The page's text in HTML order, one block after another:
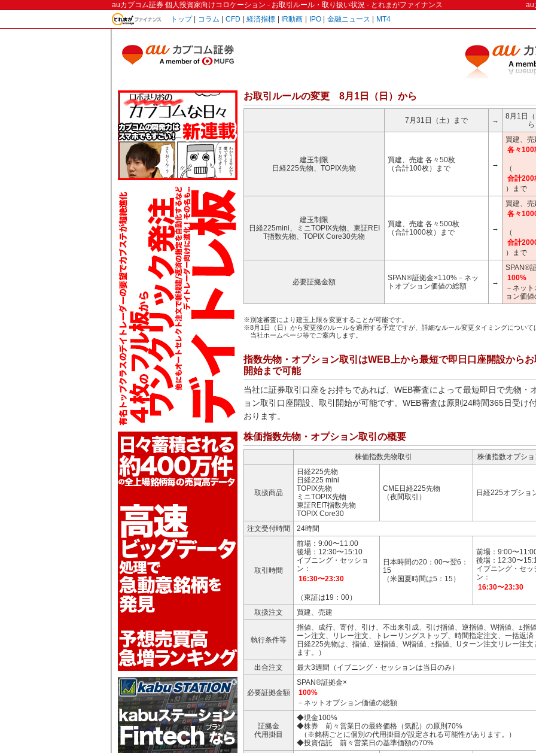
auカブコム証券 個人投資家向けコロケーション - お取引ルール・取り扱い状況 - とれまがファイナンス
au
トップ
コラム CFD 経済指標 IR動画 IPO 金融ニュース MT4
お取引ルールの変更 8月1日（日）から
7月31日（土）まで →
8月1日
ら
建玉制限
日経225先物、TOPIX先物
買建、売建 各々50枚
（合計100枚）まで
→
買建、売
各々100
（
合計200
）まで
建玉制限
日経225mini、ミニTOPIX先物、東証REI
T指数先物、TOPIX Core30先物
買建、売建 各々500枚
（合計1000枚）まで
→
買建、売
各々
（
合計
）まで
必要証拠金額
SPAN®証拠金×110%－ネッ
トオプション価値の総額
→
SPAN®
100%
－ネッ
ョン価
※別途審査により建玉上限を変更することが可能です。
※8月1日（日）から変更後のルールを適用する予定ですが、詳細なルール変更タイミングについて
当社ホームページ等でご案内します。
指数先物・オプション取引はWEB上から最短で即日口座開設からお
開始まで可能
当社に証券取引口座をお持ちであれば、WEB審査によって最短即日で先物・
ョン取引口座開設、取引開始が可能です。WEB審査は原則24時間365日受け
おります。
株価指数先物・オプション取引の概要
株価指数先物取引 株価指数オプショ
取扱商品
日経225先物
日経225 mini
TOPIX先物
ミニTOPIX先物
東証REIT指数先物
TOPIX Core30
CME日経225先物
（夜間取引）
日経225オプショ
注文受付時間 24時間
取引時間
前場：9:00〜11:00
後場：12:30〜15:10
イブニング・セッショ
ン：
16:30〜23:30
（東証は19：00）
日本時間の20：00〜翌6：
15
（米国夏時間は5：15）
前場：9:00〜
後場：12:30〜
イブニング・セッ
ン：
16:30〜23:30
取扱注文 買建、売建
執行条件等
指値、成行、寄付、引け、不出来引成、引け指値、逆指値、W指値、±指
ーン注文、リレー注文、トレーリングストップ、時間指定注文、一括返済
日経225先物は、指値、逆指値、W指値、±指値、Uターン注文リレー注文
ます。）
出合注文
最大3週間（イブニング・セッションは当日のみ）
必要証拠金額
SPAN®証拠金×
100%
－ネットオプション価値の総額
証拠金
代用掛目
◆現金100%
◆株券 前々営業日の最終価格（気配）の原則70%
（※銘柄ごとに個別の代用掛目が設定される可能性があります。）
◆投資信託 前々営業日の基準価額の70%